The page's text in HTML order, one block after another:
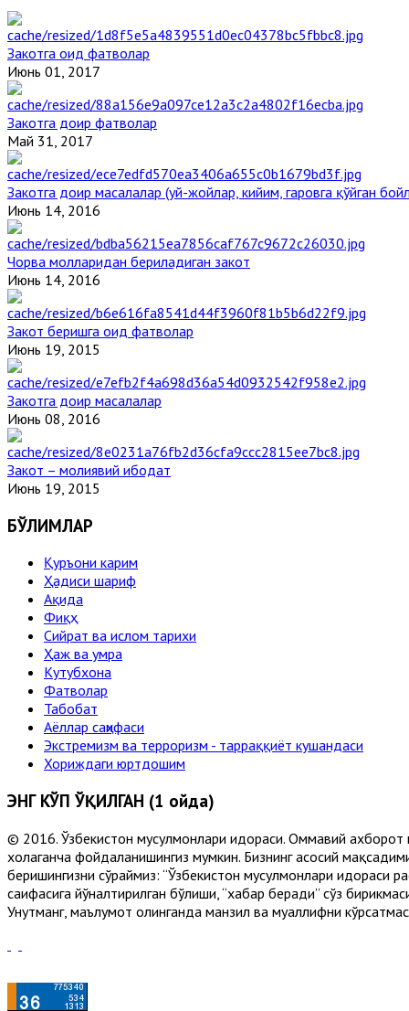
Закотга оид фатволар
Июнь 01, 2017
Закотга доир фатволар
Май 31, 2017
Закотга доир масалалар (уй-жойлар, кийим, гаровга қўйган
Июнь 14, 2016
Чорва молларидан бериладиган закот
Июнь 14, 2016
Закот беришга оид фатволар
Июнь 19, 2015
Закотга доир масалалар
Июнь 08, 2016
Закот – молиявий ибодат
Июнь 19, 2015
БЎЛИМЛАР
Қуръони карим
Ҳадиси шариф
Ақида
Фиқҳ
Сийрат ва ислом тарихи
Ҳаж ва умра
Кутубхона
Фатволар
Табобат
Аёллар саҳифаси
Экстремизм ва терроризм - тарраққиёт кушандаси
Хориждаги юртдошим
ЭНГ КЎП ЎҚИЛГАН (1 ойда)
© 2016. Ўзбекистон мусулмонлари идораси. Оммавий ахборот
хоҳлаганча фойдаланишингиз мумкин. Бизнинг асосий
беришингизни сўраймиз: “Ўзбекистон мусулмонлари идораси
саҳифасига йўналтирилган бўлиши, “хабар беради” сўз
Унутманг, маълумот олинганда манзил ва муаллифни